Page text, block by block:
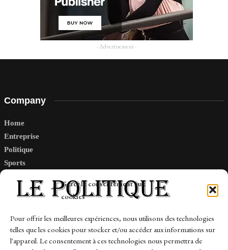
Gérer le consentement aux
cookies
Pour offrir les meilleures expériences, nous utilisons des technologies
telles que les cookies pour stocker et/ou accéder aux informations sur
l'appareil. Le consentement à ces technologies nous permettra de
- Advertisement -
Company
Home
Entreprise
Politique
Sports
Links